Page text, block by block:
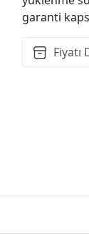
garanti
Fiyatı